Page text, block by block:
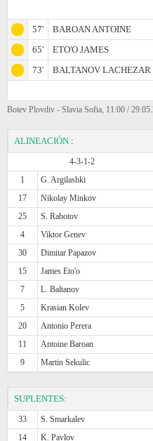
57'
BAROAN ANTOINE
65'
ETO'O JAMES
73'
BALTANOV LACHEZAR
Botev Plovdiv - Slavia Sofia, 11:00 /
ALINEACIÓN :
4-3-1-2
1
G. Argilashki
17
Nikolay Minkov
25
S. Rabotov
4
Viktor Genev
30
Dimitar Papazov
15
James Eto'o
7
L. Baltanov
5
Krasian Kolev
20
Antonio Perera
11
Antoine Baroan
9
Martin Sekulic
SUPLENTES:
33 S. Smarkalev
14
K. Pavlov